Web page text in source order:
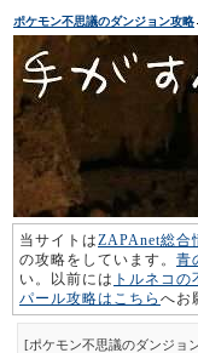
ポケモン不思議のダンジョン攻略
当サイトはZAPAnet総合
の攻略をしています。 青
い。以前には トルネコ
パール攻略はこちら へお
[ポケモン不思議のダンジョ